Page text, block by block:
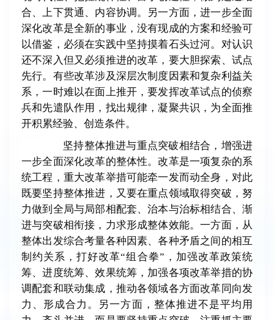
合、上下贯通、内容协调。另一方面，进一步全面
深化改革是全新的事业，没有现成的方案和经验可
以借鉴，必须在实践中坚持摸着石头过河。对认识
还不深入但又必须推进的改革，要大胆探索、试点
先行。有些改革涉及深层次制度因素和复杂利益关
系，一时难以在面上推开，要发挥改革试点的侦察
兵和先遣队作用，找出规律，凝聚共识，为全面推
开积累经验、创造条件。
坚持整体推进与重点突破相结合，增强进
一步全面深化改革的整体性。改革是一项复杂的系
统工程，重大改革举措可能牵一发而动全身，对此
既要坚持整体推进，又要在重点领域取得突破，努
力做到全局与局部相配套、治本与治标相结合、渐
进与突破相衔接，力求形成整体效能。一方面，从
整体出发综合考量各种因素、各种矛盾之间的相互
制约关系，打好改革“组合拳” ，加强改革政策统
筹、进度统筹、效果统筹，加强各项改革举措的协
调配套和联动集成，推动各领域各方面改革同向发
力、形成合力。另一方面，整体推进不是平均用